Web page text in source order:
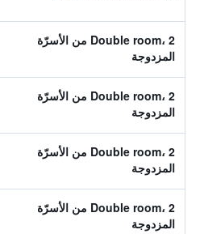
Double room، 2 من الأسرّة
المزدوجة
Double room، 2 من الأسرّة
المزدوجة
Double room، 2 من الأسرّة
المزدوجة
Double room، 2 من الأسرّة
المزدوجة